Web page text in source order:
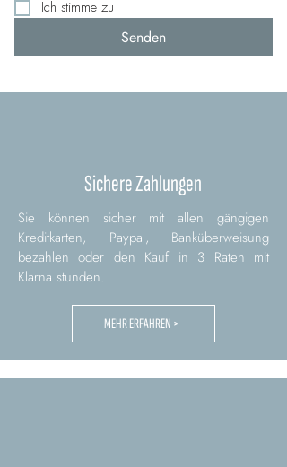
Ich stimme zu
Senden
Sichere Zahlungen
Sie können sicher mit allen gängigen
Kreditkarten, Paypal, Banküberweisung
bezahlen oder den Kauf in 3 Raten mit
Klarna stunden.
MEHR ERFAHREN >